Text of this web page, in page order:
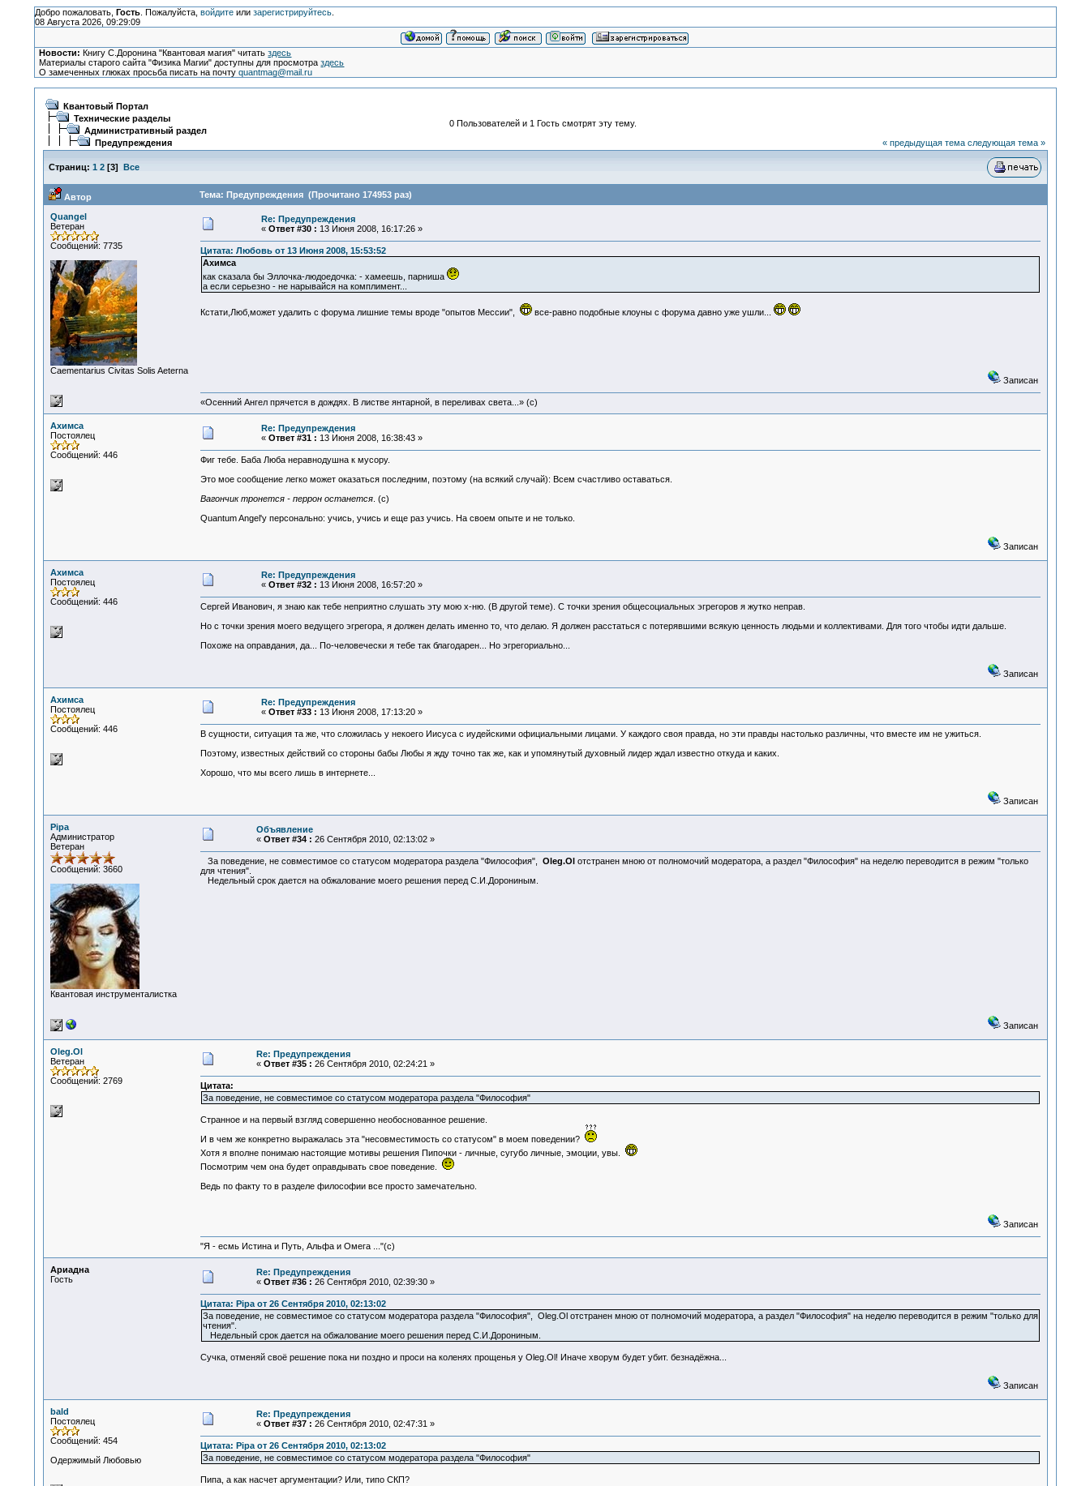
Добро пожаловать, Гость. Пожалуйста, войдитеили зарегистрируйтесь.
08 Августа 2026, 09:29:09
Новости: Книгу С.Доронина "Квантовая магия" читатьздесь
Материалы старого сайта "Физика Магии" доступны для просмотраздесь
О замеченных глюках просьба писать на почтуquantmag@mail.ru
Квантовый Портал
Технические разделы
Административный раздел
Предупреждения
0 Пользователей и 1 Гость смотрят эту тему.
« предыдущая тема следующая тема »
Страниц: 1 2[3] Все
Автор Тема: Предупреждения (Прочитано 174953 раз)
Quangel
Ветеран
Сообщений: 7735
Сaementarius Civitas Solis Aeterna
Re: Предупреждения
« Ответ #30 : 13 Июня 2008, 16:17:26 »
Цитата: Любовь от 13 Июня 2008, 15:53:52
Ахимса
как сказала бы Эллочка-людоедочка: - хамеешь, парниша
а если серьезно - не нарывайся на комплимент...
Кстати,Люб,может удалить с форума лишние темы вроде "опытов Мессии", все-равно подобные клоуны с форума давно уже ушли...
Записан
«Осенний Ангел прячется в дождях. В листве янтарной, в переливах света...» (c)
Ахимса
Постоялец
Сообщений: 446
Re: Предупреждения
« Ответ #31 : 13 Июня 2008, 16:38:43 »
Фиг тебе. Баба Люба неравнодушна к мусору.
Это мое сообщение легко может оказаться последним, поэтому (на всякий случай): Всем счастливо оставаться.
Вагончик тронется - перрон останется. (с)
Quantum Angel'у персонально: учись, учись и еще раз учись. На своем опыте и не только.
Записан
Ахимса
Постоялец
Сообщений: 446
Re: Предупреждения
« Ответ #32 : 13 Июня 2008, 16:57:20 »
Сергей Иванович, я знаю как тебе неприятно слушать эту мою х-ню. (В другой теме). С точки зрения общесоциальных эгрегоров я жутко неправ.
Но с точки зрения моего ведущего эгрегора, я должен делать именно то, что делаю. Я должен расстаться с потерявшими всякую ценность людьми и коллективами. Для того чтобы идти дальше.
Похоже на оправдания, да... По-человечески я тебе так благодарен... Но эгрегориально...
Записан
Ахимса
Постоялец
Сообщений: 446
Re: Предупреждения
« Ответ #33 : 13 Июня 2008, 17:13:20 »
В сущности, ситуация та же, что сложилась у некоего Иисуса с иудейскими официальными лицами. У каждого своя правда, но эти правды настолько различны, что вместе им не ужиться.
Поэтому, известных действий со стороны бабы Любы я жду точно так же, как и упомянутый духовный лидер ждал известно откуда и каких.
Хорошо, что мы всего лишь в интернете...
Записан
Pipa
Администратор
Ветеран
Сообщений: 3660
Квантовая инструменталистка
Объявление
« Ответ #34 : 26 Сентября 2010, 02:13:02 »
За поведение, не совместимое со статусом модератора раздела "Философия", Oleg.Ol отстранен мною от полномочий модератора, а раздел "Философия" на неделю переводится в режим "только
для чтения".
Недельный срок дается на обжалование моего решения перед С.И.Дорониным.
Записан
Oleg.Ol
Ветеран
Сообщений: 2769
Re: Предупреждения
« Ответ #35 : 26 Сентября 2010, 02:24:21 »
Цитата:
За поведение, не совместимое со статусом модератора раздела "Философия"
Странное и на первый взгляд совершенно необоснованное решение.
И в чем же конкретно выражалась эта "несовместимость со статусом" в моем поведении?
Хотя я вполне понимаю настоящие мотивы решения Пипочки - личные, сугубо личные, эмоции, увы.
Посмотрим чем она будет оправдывать свое поведение.
Ведь по факту то в разделе философии все просто замечательно.
Записан
"Я - есмь Истина и Путь, Альфа и Омега ..."(с)
Ариадна
Гость
Re: Предупреждения
« Ответ #36 : 26 Сентября 2010, 02:39:30 »
Цитата: Pipa от 26 Сентября 2010, 02:13:02
За поведение, не совместимое со статусом модератора раздела "Философия", Oleg.Ol отстранен мною от полномочий модератора, а раздел "Философия" на неделю переводится в режим "только для
чтения".
Недельный срок дается на обжалование моего решения перед С.И.Дорониным.
Сучка, отменяй своё решение пока ни поздно и проси на коленях прощенья у Oleg.Ol! Иначе хворум будет убит. безнадёжна...
Записан
bald
Постоялец
Сообщений: 454
Одержимый Любовью
Re: Предупреждения
« Ответ #37 : 26 Сентября 2010, 02:47:31 »
Цитата: Pipa от 26 Сентября 2010, 02:13:02
За поведение, не совместимое со статусом модератора раздела "Философия"
Пипа, а как насчет аргументации? Или, типо СКП?